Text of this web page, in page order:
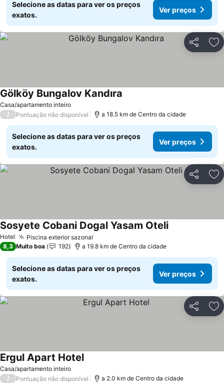
Selecione as datas para ver os preços
exatos.
Ver preços
Partilhar
Casa/apartamento inteiro
Gölköy Bungalov Kandıra
/ Pontuação não disponível a 18.5 km de Centro da cidade
Selecione as datas para ver os preços
exatos.
Ver preços
Partilhar
Hotel Piscina exterior sazonal
Sosyete Cobani Dogal Yasam OteliVer preços
8,3 Muito boa 192 a 19.8 km de Centro da cidade
Selecione as datas para ver os preços
exatos.
Ver preços
Partilhar
Casa/apartamento inteiro
Ergul Apart HotelVer preços
/ Pontuação não disponível a 2.0 km de Centro da cidade